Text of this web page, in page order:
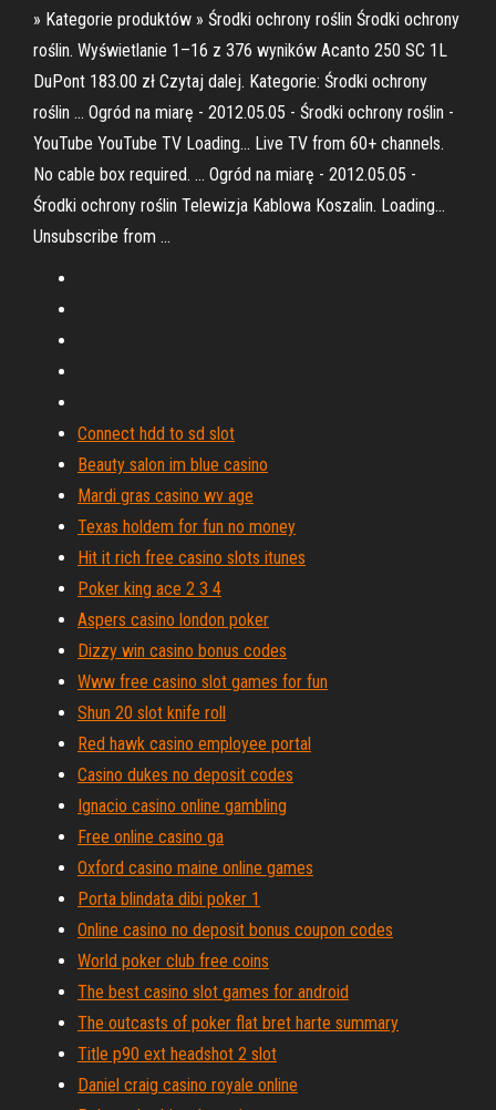
» Kategorie produktów » Środki ochrony roślin Środki ochrony
roślin. Wyświetlanie 1–16 z 376 wyników Acanto 250 SC 1L
DuPont 183.00 zł Czytaj dalej. Kategorie: Środki ochrony
roślin ... Ogród na miarę - 2012.05.05 - Środki ochrony roślin -
YouTube YouTube TV Loading... Live TV from 60+ channels.
No cable box required. ... Ogród na miarę - 2012.05.05 -
Środki ochrony roślin Telewizja Kablowa Koszalin. Loading...
Unsubscribe from ...
Connect hdd to sd slot
Beauty salon im blue casino
Mardi gras casino wv age
Texas holdem for fun no money
Hit it rich free casino slots itunes
Poker king ace 2 3 4
Aspers casino london poker
Dizzy win casino bonus codes
Www free casino slot games for fun
Shun 20 slot knife roll
Red hawk casino employee portal
Casino dukes no deposit codes
Ignacio casino online gambling
Free online casino ga
Oxford casino maine online games
Porta blindata dibi poker 1
Online casino no deposit bonus coupon codes
World poker club free coins
The best casino slot games for android
The outcasts of poker flat bret harte summary
Title p90 ext headshot 2 slot
Daniel craig casino royale online